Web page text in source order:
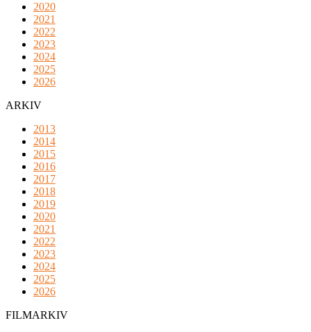
2020
2021
2022
2023
2024
2025
2026
ARKIV
2013
2014
2015
2016
2017
2018
2019
2020
2021
2022
2023
2024
2025
2026
FILMARKIV